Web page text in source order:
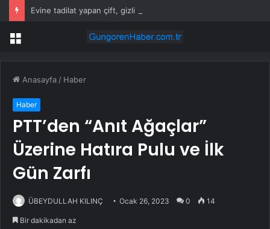
Menü
Anasayfa / Haber
Haber
PTT’den “Anıt Ağaçlar”
Üzerine Hatıra Pulu ve İlk
Gün Zarfı
ÜBEYDULLAH KILINÇ Ocak 26, 2023 0 14
Bir dakikadan az